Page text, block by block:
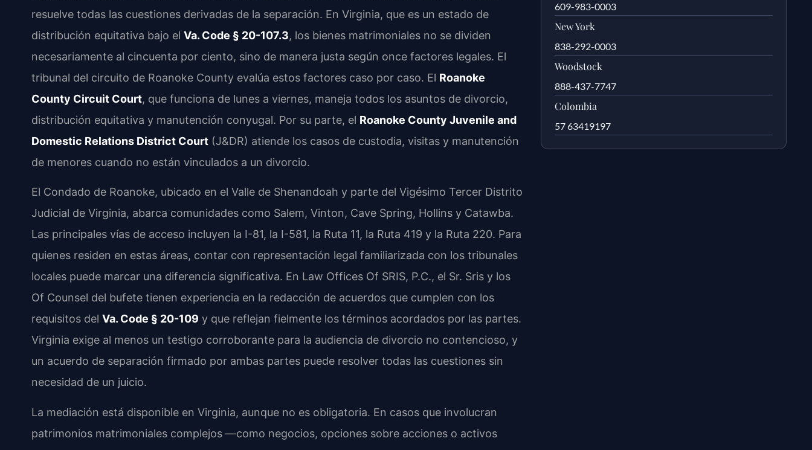
resuelve todas las cuestiones derivadas de la separación. En Virginia, que es un estado de
distribución equitativa bajo el Va. Code § 20-107.3, los bienes matrimoniales no se dividen
necesariamente al cincuenta por ciento, sino de manera justa según once factores legales. El
tribunal del circuito de Roanoke County evalúa estos factores caso por caso. El Roanoke
County Circuit Court, que funciona de lunes a viernes, maneja todos los asuntos de divorcio,
distribución equitativa y manutención conyugal. Por su parte, el Roanoke County Juvenile and
Domestic Relations District Court (J&DR) atiende los casos de custodia, visitas y manutención
de menores cuando no están vinculados a un divorcio.
El Condado de Roanoke, ubicado en el Valle de Shenandoah y parte del Vigésimo Tercer Distrito
Judicial de Virginia, abarca comunidades como Salem, Vinton, Cave Spring, Hollins y Catawba.
Las principales vías de acceso incluyen la I-81, la I-581, la Ruta 11, la Ruta 419 y la Ruta 220. Para
quienes residen en estas áreas, contar con representación legal familiarizada con los tribunales
locales puede marcar una diferencia significativa. En Law Offices Of SRIS, P.C., el Sr. Sris y los
Of Counsel del bufete tienen experiencia en la redacción de acuerdos que cumplen con los
requisitos del Va. Code § 20-109 y que reflejan fielmente los términos acordados por las partes.
Virginia exige al menos un testigo corroborante para la audiencia de divorcio no contencioso, y
un acuerdo de separación firmado por ambas partes puede resolver todas las cuestiones sin
necesidad de un juicio.
La mediación está disponible en Virginia, aunque no es obligatoria. En casos que involucran
patrimonios matrimoniales complejos —como negocios, opciones sobre acciones o activos
609-983-0003
New York
838-292-0003
Woodstock
888-437-7747
Colombia
57 63419197